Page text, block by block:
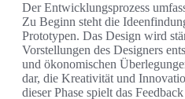
Der Entwicklungsprozess
Zu Beginn steht die
Prototypen. Das Design wird
Vorstellungen des Designers
und ökonomischen
dar, die Kreativität und
dieser Phase spielt das